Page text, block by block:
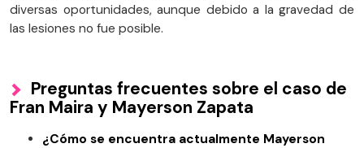
diversas oportunidades, aunque debido a la gravedad de
las lesiones no fue posible.
Preguntas frecuentes sobre el caso de
Fran Maira y Mayerson Zapata
¿Cómo se encuentra actualmente Mayerson